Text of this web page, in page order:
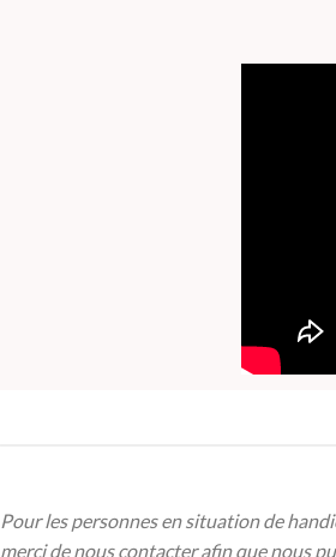
Pour les personnes en situation de
merci de nous contacter afin que nous